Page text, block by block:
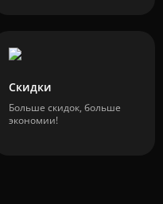
Скидки
Больше скидок, больше
экономии!